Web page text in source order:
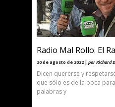
Radio Mal Rollo. El
30 de agosto de 2022 | por Richard
Dicen quererse y
que sólo es de la boca
palabras y